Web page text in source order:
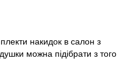
накидок в салон з
можна підібрати з того